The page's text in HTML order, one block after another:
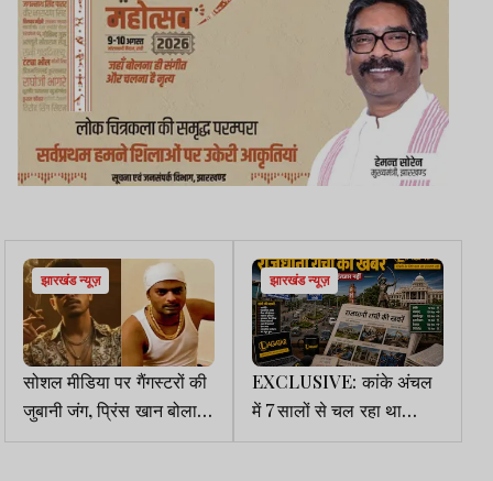
झारखंड न्यूज़
सोशल मीडिया पर गैंगस्टरों की
जुबानी जंग, प्रिंस खान बोला-
जल्द तुम्हें व तुम्हारे आजाद को
झारखंड न्यूज़
EXCLUSIVE: कांके अंचल
में 7 सालों से चल रहा था
रजिस्टर-2 में छेड़छाड़, DC ने